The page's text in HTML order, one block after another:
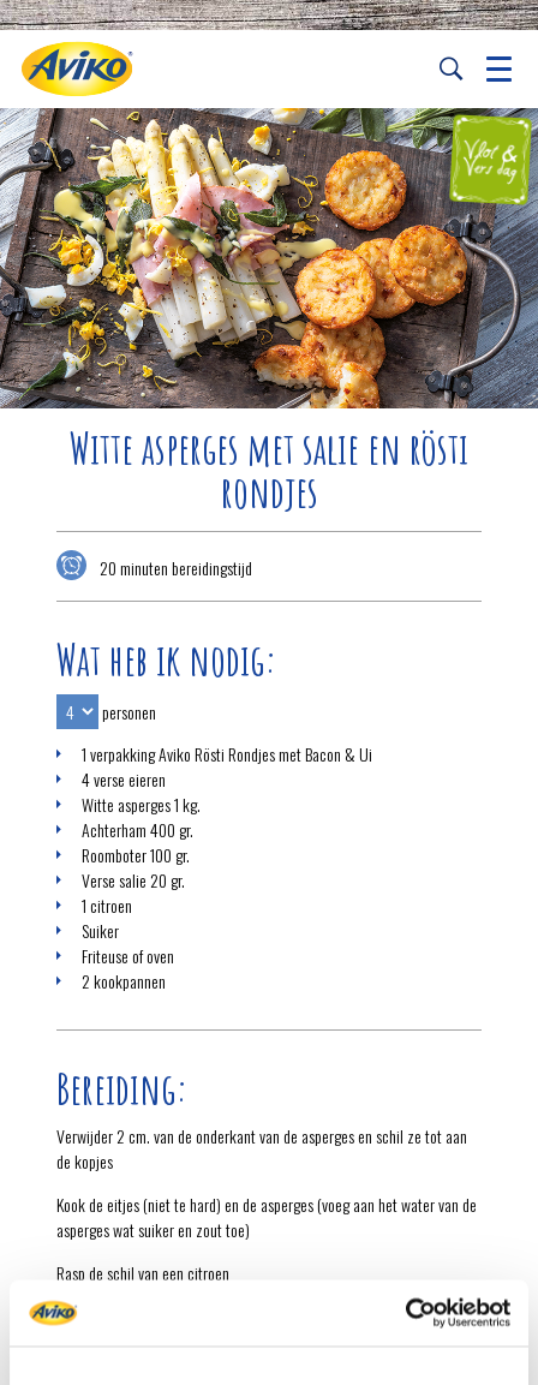
Witte asperges met salie en rösti
rondjes
20 minuten bereidingstijd
Wat heb ik nodig:
personen
1 verpakking Aviko Rösti Rondjes met Bacon & Ui
Verse salie 20 gr.
4 verse eieren
1 citroen
Witte asperges 1 kg.
Suiker
Achterham 400 gr.
Friteuse of oven
Roomboter 100 gr.
2 kookpannen
Bereiding:
Verwijder 2 cm. van de onderkant van de asperges en schil ze tot aan
de kopjes
Kook de eitjes (niet te hard) en de asperges (voeg aan het water van de
asperges wat suiker en zout toe)
Rasp de schil van een citroen
Frituur de rösti rondjes in 3-5 min. of in 15-20 min. in de oven